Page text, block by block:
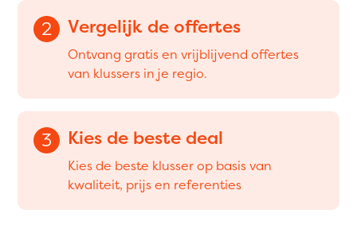
2 Vergelijk de offertes
Ontvang gratis en vrijblijvend offertes
van klussers in je regio.
3 Kies de beste deal
Kies de beste klusser op basis van
kwaliteit, prijs en referenties